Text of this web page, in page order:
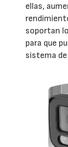
ellas,
soportan
para que
sistema